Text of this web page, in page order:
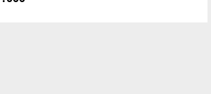
und einen schönen Blick auf den